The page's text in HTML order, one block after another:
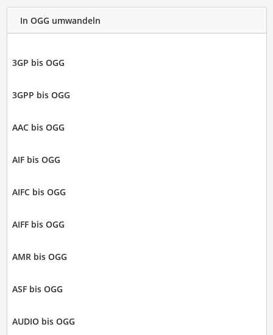
In OGG umwandeln
3GP bis OGG
3GPP bis OGG
AAC bis OGG
AIF bis OGG
AIFC bis OGG
AIFF bis OGG
AMR bis OGG
ASF bis OGG
AUDIO bis OGG